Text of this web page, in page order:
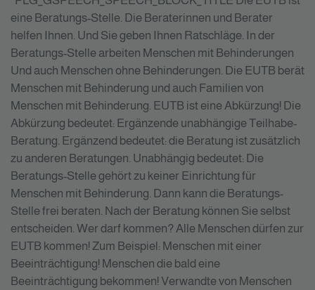
eine Beratungs-Stelle. Die Beraterinnen und Berater
helfen Ihnen. Und Sie geben Ihnen Ratschläge. In der
Beratungs-Stelle arbeiten Menschen mit Behinderungen
Und auch Menschen ohne Behinderungen. Die EUTB berät
Menschen mit Behinderung und auch Familien von
Menschen mit Behinderung. EUTB ist eine Abkürzung! Die
Abkürzung bedeutet: Ergänzende unabhängige Teilhabe-
Beratung. Ergänzend bedeutet: die Beratung ist zusätzlich
zu anderen Beratungen. Unabhängig bedeutet: Die
Beratungs-Stelle gehört zu keiner Einrichtung für
Menschen mit Behinderung. Dann kann die Beratungs-
Stelle frei beraten. Nach der Beratung können Sie selbst
entscheiden. Wer darf kommen? Alle Menschen dürfen zur
EUTB kommen! Zum Beispiel: Menschen mit einer
Beeinträchtigung! Menschen die bald eine
Beeinträchtigung bekommen! Verwandte von Menschen